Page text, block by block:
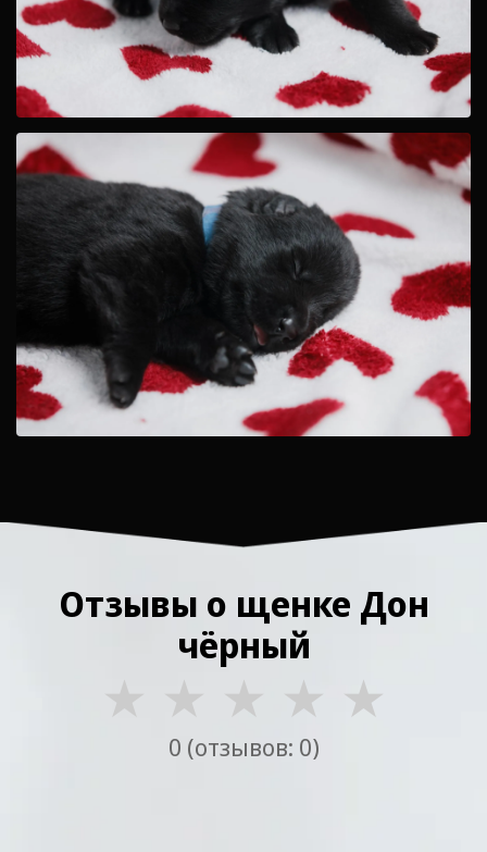
Отзывы о щенке Дон
чёрный
★ ★ ★ ★ ★
0 (отзывов: 0)